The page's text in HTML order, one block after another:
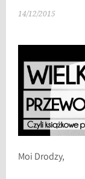
14/12/2015
Moi Drodzy,